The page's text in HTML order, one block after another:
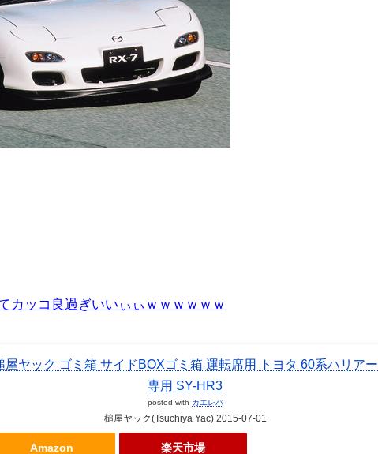
カッコ良過ぎいいぃぃｗｗｗｗｗｗ
屋ヤック ゴミ箱 サイドBOXゴミ箱 運転席用 トヨタ 60系ハリアー
専用 SY-HR3
posted with カエレバ
槌屋ヤック(Tsuchiya Yac) 2015-07-01
Amazon 楽天市場